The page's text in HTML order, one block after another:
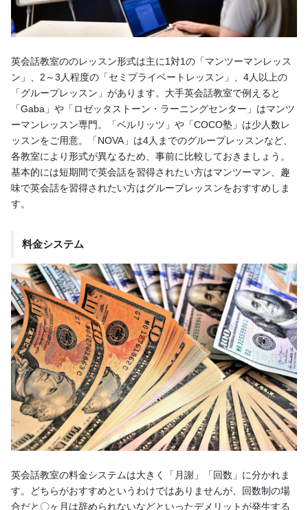
英会話教室ののレッスン形式は主に1対1の「マンツーマンレッス
ン」、2～3人程度の「セミプライベートレッスン」、4人以上の
「グループレッスン」があります。大手英会話教室で例えると
「Gaba」や「ロゼッタストーン・ラーニングセンター」はマンツ
ーマンレッスン専門。「ベルリッツ」や「COCO塾」は少人数レ
ッスンをご用意。「NOVA」は4人までのグループレッスンなど、
各教室により形式が異なるため、事前に比較しておきましょう。
基本的には短期間で英会話を習得されたい方はマンツーマン、趣
味で英会話を習得されたい方はグループレッスンをおすすめしま
す。
料金システム
英会話教室の料金システムは大きく「月謝」「回数」に分かれま
す。どちらがおすすめというわけではありませんが、回数制の場
合だと〇ヶ月は辞められないなどといったデメリットが発生する